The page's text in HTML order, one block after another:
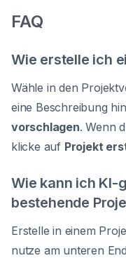
FAQ
Wie erstelle ich
Wähle in den
eine Beschreibung
vorschlagen. Wenn
klicke auf Projekt
Wie kann ich KI-
bestehende
Erstelle in einem
nutze am unteren